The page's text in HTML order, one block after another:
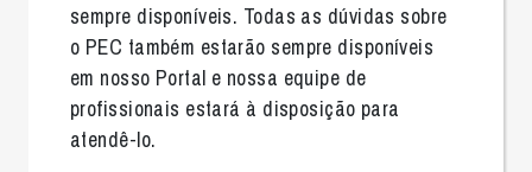
sempre disponíveis. Todas as dúvidas sobre
o PEC também estarão sempre disponíveis
em nosso Portal e nossa equipe de
profissionais estará à disposição para
atendê-lo.